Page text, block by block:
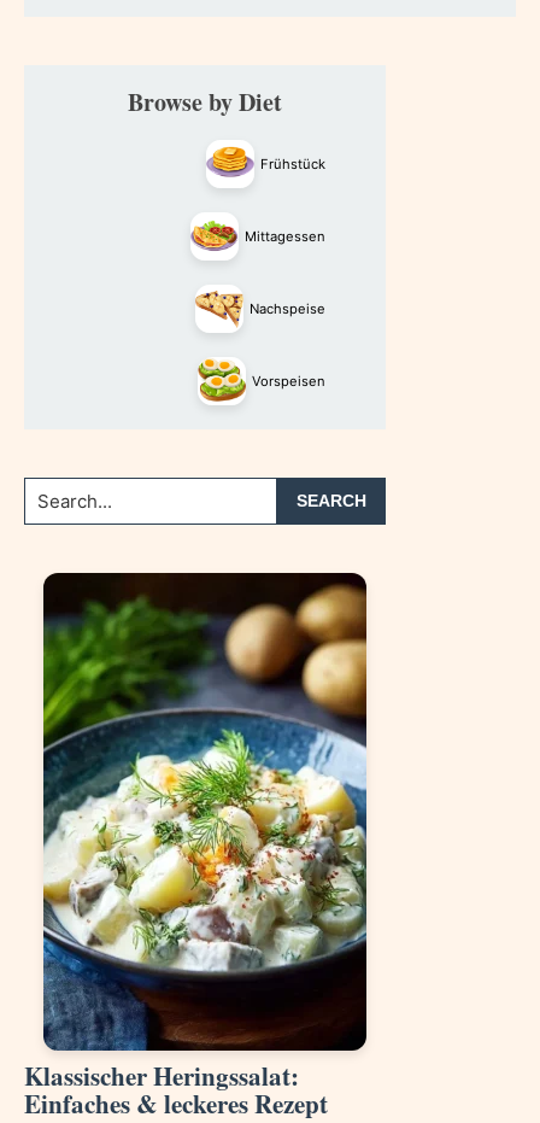
Primary
SidebarBrowse by Diet
Frühstück
Mittagessen
Nachspeise
Vorspeisen
Search...
Klassischer Heringssalat:
Einfaches & leckeres Rezept